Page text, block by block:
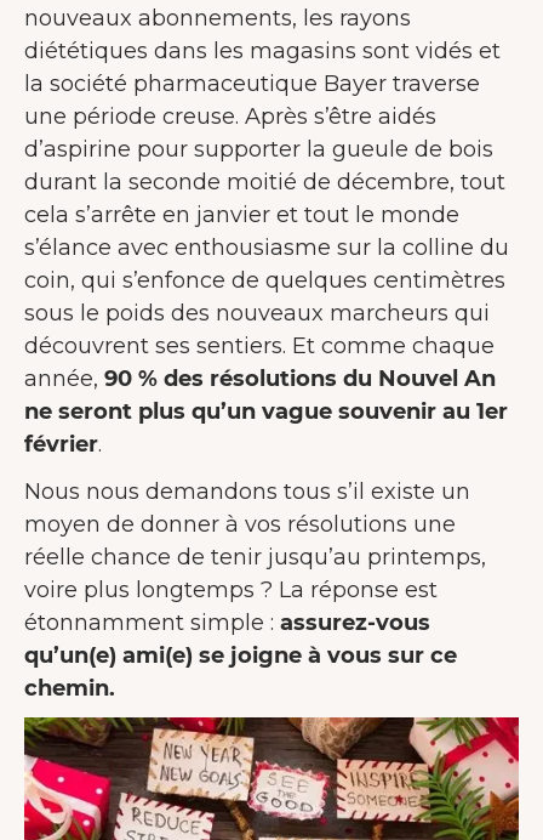
nouveaux abonnements, les rayons
diététiques dans les magasins sont vidés et
la société pharmaceutique Bayer traverse
une période creuse. Après s’être aidés
d’aspirine pour supporter la gueule de bois
durant la seconde moitié de décembre, tout
cela s’arrête en janvier et tout le monde
s’élance avec enthousiasme sur la colline du
coin, qui s’enfonce de quelques centimètres
sous le poids des nouveaux marcheurs qui
découvrent ses sentiers. Et comme chaque
année, 90 % des résolutions du Nouvel An
ne seront plus qu’un vague souvenir au 1er
février.
Nous nous demandons tous s’il existe un
moyen de donner à vos résolutions une
réelle chance de tenir jusqu’au printemps,
voire plus longtemps ? La réponse est
étonnamment simple : assurez-vous
qu’un(e) ami(e) se joigne à vous sur ce
chemin.